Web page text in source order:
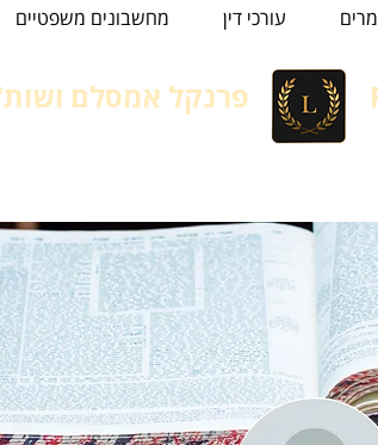
עורכי דין מחשבונים משפטיים
פרנקל אמסלם